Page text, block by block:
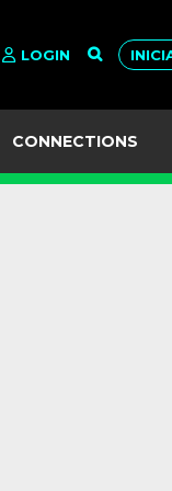
LOGIN
CONNECTIONS